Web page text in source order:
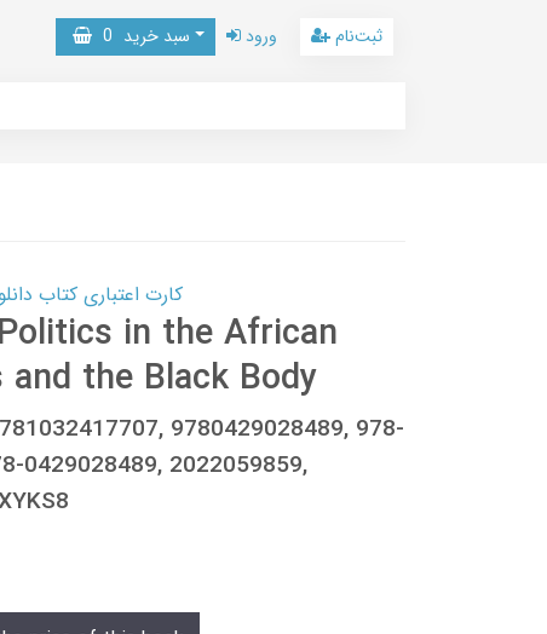
سبد خرید 0 ورود ثبت‌نام
کارت اعتباری کتاب دانلود با 10,000,000 اعتبار دانلود
in the African
the Black Body
9780429028489, 978-
0429028489, 2022059859,